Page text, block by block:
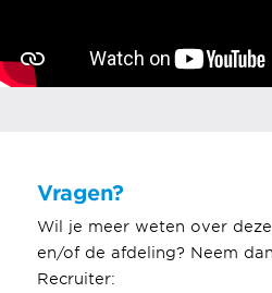
Vragen?
Wil je meer weten over
en/of de afdeling? Neem
Recruiter: